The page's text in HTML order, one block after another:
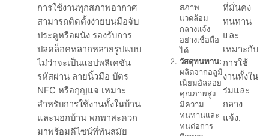
การใช้งานทุกสภาพอากาศ
สามารถติดตั้งง่ายบนมือจับ
ประตูหรือผนัง รองรับการ
ปลดล็อคหลากหลายรูปแบบ
ไม่ว่าจะเป็นแอปพลิเคชัน
รหัสผ่าน ลายนิ้วมือ บัตร
NFC หรือกุญแจ เหมาะ
สำหรับการใช้งานทั้งในบ้าน
และนอกบ้าน พกพาสะดวก
มาพร้อมดีไซน์ที่ทันสมัย
สภาพ
แวดล้อม
กลางแจ้ง
อย่างเชื่อถือ
ได้
วัสดุทนทาน:
ผลิตจากอลูมิ
เนียมอัลลอย
คุณภาพสูง
มีความ
ทนทานและ
ทนต่อการ
ที่มั่นคง
ทนทาน
และ
เหมาะกับ
การใช้
งานทั้งใน
ร่มและ
กลาง
แจ้ง.